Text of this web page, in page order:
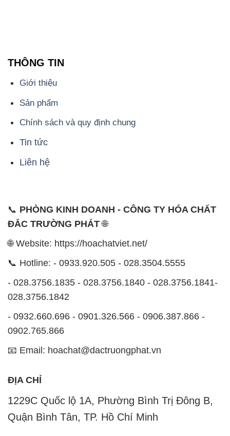
Chính sách và quy định chung
Tin tức
Liên hệ
📞
PHÒNG KINH DOANH - CÔNG TY HÓA CHẤT
ĐẮC TRƯỜNG PHÁT
- 028.3756.1835 - 028.3756.1840 - 028.3756.1841-
0902.765.866
📧 Email: hoachat@dactruongphat.vn
ĐỊA CHỈ
1229C Quốc lộ 1A, Phường Bình Trị Đông B,
Quận Bình Tân, TP. Hồ Chí Minh
CÔNG TY XNK TM SX HÓA CHẤT ĐẮC TRƯỜNG
PHÁT